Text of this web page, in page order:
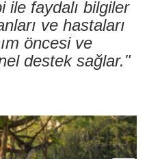
ile faydalı bilgiler
ve hastaları
öncesi ve
destek sağlar."